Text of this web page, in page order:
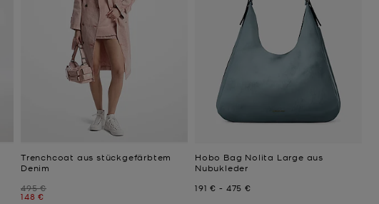
Trenchcoat aus stückgefärbtem
Denim
Zuvor
495 €
Jetzt
148 €
Hobo Bag Nolita Large aus
Nubukleder
Jetzt
191 € -
bis Jetzt
475 €